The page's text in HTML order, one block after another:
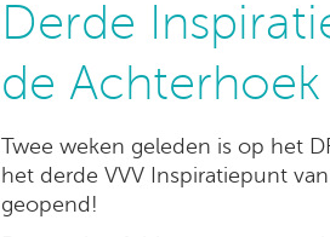
Buitenzuilen
Digitale etalage
Holografische zuilen
Derde
de Achterhoek
Twee weken geleden is op het
het derde VVV Inspiratiepunt
geopend!